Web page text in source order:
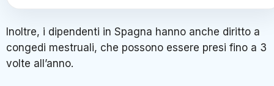
Inoltre, i dipendenti in Spagna hanno anche diritto a
congedi mestruali, che possono essere presi fino a 3
volte all’anno.